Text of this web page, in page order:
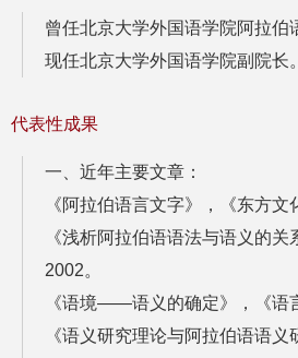
曾任北京大学外国语学院阿拉伯
现任北京大学外国语学院副院长。
代表性成果
一、近年主要文章：
《阿拉伯语言文字》，《东方文
《浅析阿拉伯语语法与语义的关
2002。
《语境——语义的确定》，《语
《语义研究理论与阿拉伯语语